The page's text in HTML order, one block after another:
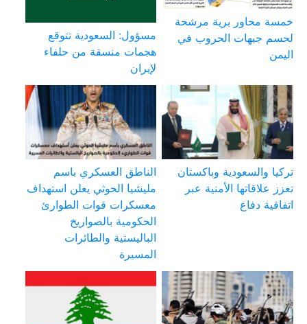
خمسة محاور برية مرشحة
لحسم جبهات الحروب في
اليمن
مسؤول: السعودية تتوقع
هجمات منسقة من حلفاء
لإيران
تركيا والسعودية وباكستان
تعزز علاقاتها الأمنية عبر
اتفاقية دفاع
الناطق العسكري باسم
مليشيا الحوثي يعلن استهداف
معسكرات قوات الطوارئ
الحكومية بالصواريخ
الباليستية والطائرات
المسيرة